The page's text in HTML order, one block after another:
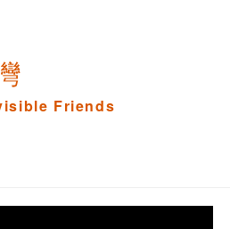
Friends